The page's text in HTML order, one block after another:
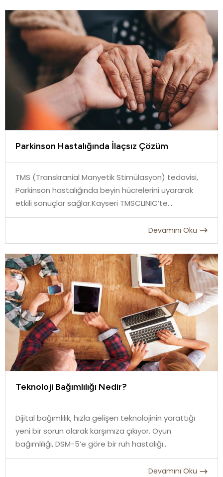
Parkinson Hastalığında İlaçsız Çözüm
TMS (Transkranial Manyetik Stimülasyon) tedavisi,
Parkinson hastalığında beyin hücrelerini uyararak
etkili sonuçlar sağlar.Kayseri TMSCLINIC’te...
Devamını Oku
Teknoloji Bağımlılığı Nedir?
Dijital bağımlılık, hızla gelişen teknolojinin yarattığı
yeni bir sorun olarak karşımıza çıkıyor. Oyun
bağımlılığı, DSM-5’e göre bir ruh hastalığı...
Devamını Oku